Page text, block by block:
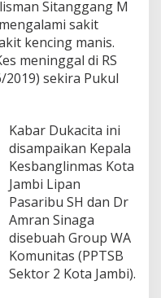
Sitanggang M
sakit
kencing manis.
meninggal di RS
2019) sekira Pukul
Kabar Dukacita ini
disampaikan Kepala
Kesbanglinmas Kota
Jambi Lipan
Pasaribu SH dan Dr
Amran Sinaga
disebuah Group WA
Komunitas (PPTSB
Sektor 2 Kota Jambi).